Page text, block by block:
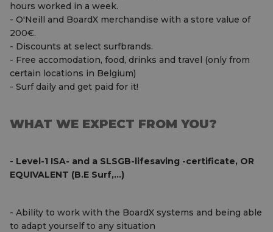
hours worked in a week.
- O'Neill and BoardX merchandise with a store value of
200€.
- Discounts at select surfbrands.
- Free accomodation, food, drinks and travel (only from
certain locations in Belgium)
- Surf daily and get paid for it!
WHAT WE EXPECT FROM YOU?
- Level-1 ISA- and a SLSGB-lifesaving -certificate, OR
EQUIVALENT (B.E Surf,...)
- Ability to work with the BoardX systems and being able
to adapt yourself to any situation